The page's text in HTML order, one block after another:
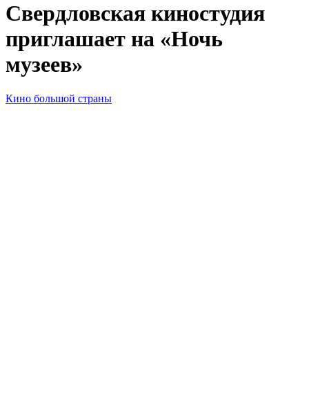
Свердловская киностудия
приглашает на «Ночь
музеев»
Кино большой страны